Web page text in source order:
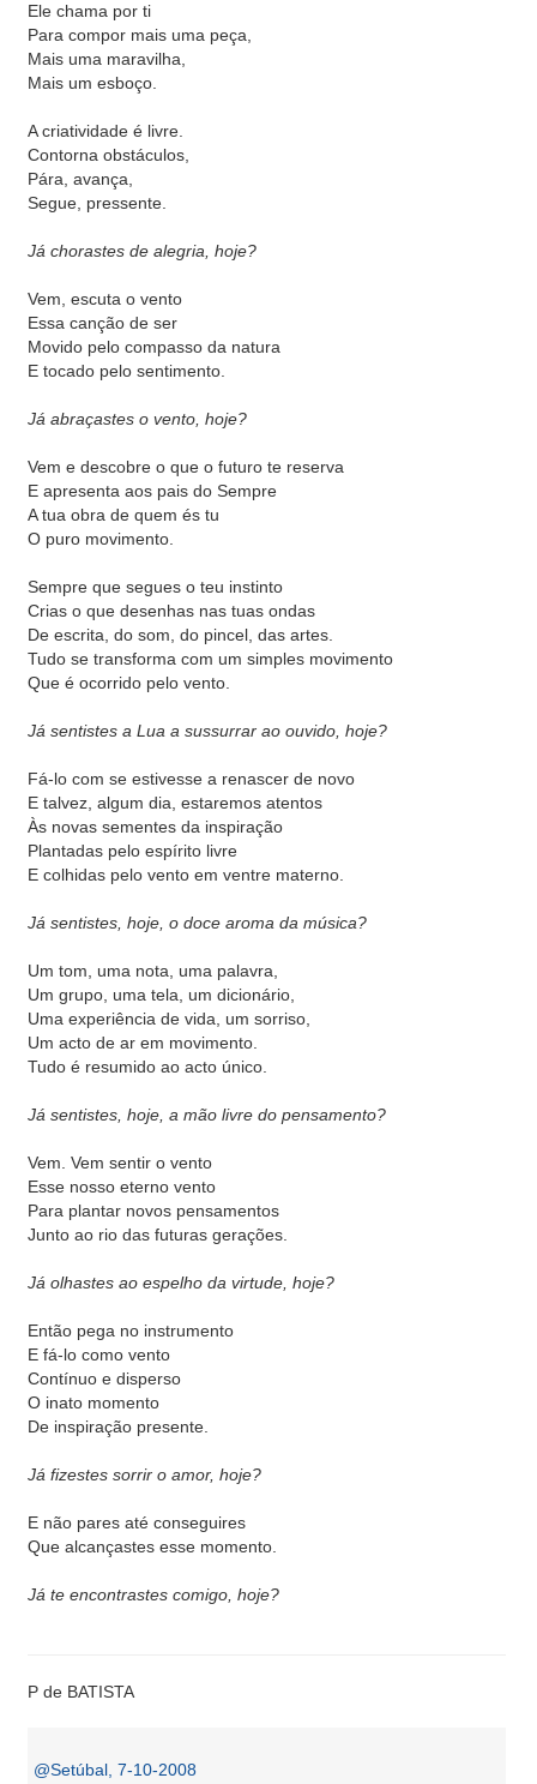
Ele chama por ti
Para compor mais uma peça,
Mais uma maravilha,
Mais um esboço.
A criatividade é livre.
Contorna obstáculos,
Pára, avança,
Segue, pressente.
Já chorastes de alegria, hoje?
Vem, escuta o vento
Essa canção de ser
Movido pelo compasso da natura
E tocado pelo sentimento.
Já abraçastes o vento, hoje?
Vem e descobre o que o futuro te reserva
E apresenta aos pais do Sempre
A tua obra de quem és tu
O puro movimento.
Sempre que segues o teu instinto
Crias o que desenhas nas tuas ondas
De escrita, do som, do pincel, das artes.
Tudo se transforma com um simples movimento
Que é ocorrido pelo vento.
Já sentistes a Lua a sussurrar ao ouvido, hoje?
Fá-lo com se estivesse a renascer de novo
E talvez, algum dia, estaremos atentos
Às novas sementes da inspiração
Plantadas pelo espírito livre
E colhidas pelo vento em ventre materno.
Já sentistes, hoje, o doce aroma da música?
Um tom, uma nota, uma palavra,
Um grupo, uma tela, um dicionário,
Uma experiência de vida, um sorriso,
Um acto de ar em movimento.
Tudo é resumido ao acto único.
Já sentistes, hoje, a mão livre do pensamento?
Vem. Vem sentir o vento
Esse nosso eterno vento
Para plantar novos pensamentos
Junto ao rio das futuras gerações.
Já olhastes ao espelho da virtude, hoje?
Então pega no instrumento
E fá-lo como vento
Contínuo e disperso
O inato momento
De inspiração presente.
Já fizestes sorrir o amor, hoje?
E não pares até conseguires
Que alcançastes esse momento.
Já te encontrastes comigo, hoje?
P de BATISTA
@Setúbal, 7-10-2008